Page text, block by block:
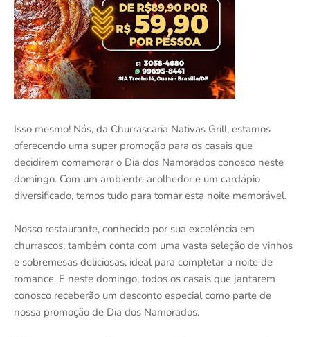
Isso mesmo! Nós, da Churrascaria Nativas Grill, estamos
oferecendo uma super promoção para os casais que
decidirem comemorar o Dia dos Namorados conosco neste
domingo. Com um ambiente acolhedor e um cardápio
diversificado, temos tudo para tornar esta noite memorável.
Nosso restaurante, conhecido por sua excelência em
churrascos, também conta com uma vasta seleção de vinhos
e sobremesas deliciosas, ideal para completar a noite de
romance. E neste domingo, todos os casais que jantarem
conosco receberão um desconto especial como parte de
nossa promoção de Dia dos Namorados.